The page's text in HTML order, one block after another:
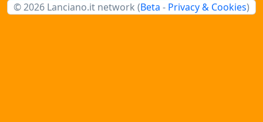
© 2026 Lanciano.it network (Beta - Privacy & Cookies)